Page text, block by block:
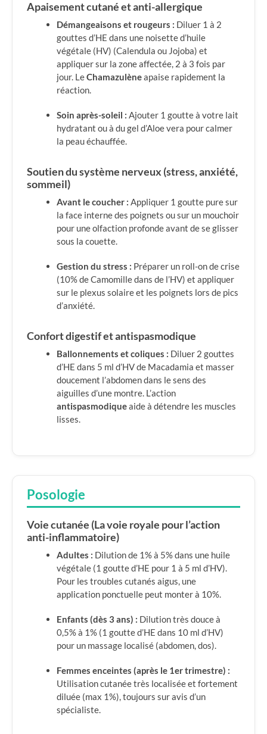
Apaisement cutané et anti-allergique
Démangeaisons et rougeurs : Diluer 1 à 2
gouttes d’HE dans une noisette d’huile
végétale (HV) (Calendula ou Jojoba) et
appliquer sur la zone affectée, 2 à 3 fois par
jour. LeChamazulèneapaise rapidement la
réaction.
Soin après-soleil : Ajouter 1 goutte à votre lait
hydratant ou à du gel d’Aloe vera pour calmer
la peau échauffée.
Soutien du système nerveux (stress, anxiété,
sommeil)
Avant le coucher : Appliquer 1 goutte pure sur
la face interne des poignets ou sur un mouchoir
pour une olfaction profonde avant de se glisser
sous la couette.
Gestion du stress : Préparer un roll-on de crise
(10% de Camomille dans de l’HV) et appliquer
sur le plexus solaire et les poignets lors de pics
d’anxiété.
Confort digestif et antispasmodique
Ballonnements et coliques : Diluer 2 gouttes
d’HE dans 5 ml d’HV de Macadamia et masser
doucement l’abdomen dans le sens des
aiguilles d’une montre. L’action
antispasmodiqueaide à détendre les muscles
lisses.
Posologie
Voie cutanée (La voie royale pour l’action
anti-inflammatoire)
Adultes : Dilution de 1% à 5% dans une huile
végétale (1 goutte d’HE pour 1 à 5 ml d’HV).
Pour les troubles cutanés aigus, une
application ponctuelle peut monter à 10%.
Enfants (dès 3 ans) : Dilution très douce à
0,5% à 1% (1 goutte d’HE dans 10 ml d’HV)
pour un massage localisé (abdomen, dos).
Femmes enceintes (après le 1er trimestre) :
Utilisation cutanée très localisée et fortement
diluée (max 1%), toujours sur avis d’un
spécialiste.